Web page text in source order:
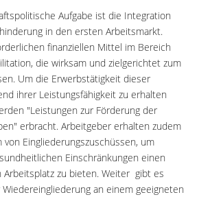
Aufgabe ist die Integration
in den ersten Arbeitsmarkt.
finanziellen Mittel im Bereich
die wirksam und zielgerichtet zum
Um die Erwerbstätigkeit dieser
ihrer Leistungsfähigkeit zu erhalten
"Leistungen zur Förderung der
erbracht. Arbeitgeber erhalten zudem
Eingliederungszuschüssen, um
Einschränkungen einen
Arbeitsplatz zu bieten. Weiter gibt es
an einem geeigneten